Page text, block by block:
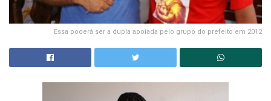
Essa poderá ser a dupla apoiada pelo grupo do prefeito em 2012